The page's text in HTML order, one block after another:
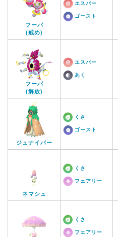
フーパ
(戒め)
エスパー
ゴースト
フーパ
(解放)
エスパー
あく
ジュナイパー
くさ
ゴースト
ネマシュ
くさ
フェアリー
くさ
フェアリー